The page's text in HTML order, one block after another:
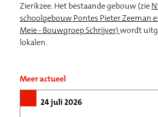
Zierikzee. Het bestaande gebouw (zie
schoolgebouw Pontes Pieter Zeeman
Meie - Bouwgroep Schrijver)wordt
lokalen.
Meer actueel
24 juli 2026